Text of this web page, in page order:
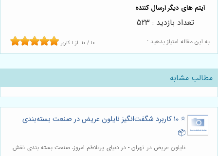
به این مقاله امتیاز بدهید : 10 / 10 از 1 کاربر
تعداد بازدید : 523
مطالب مشابه
⭐️ 10 کاربرد شگفت‌انگیز نایلون عریض در صنعت بسته‌بندی
📦
نایلون عریض در تهران - در دنیای پرتلاطم امروز، صنعت بسته بندی نقش